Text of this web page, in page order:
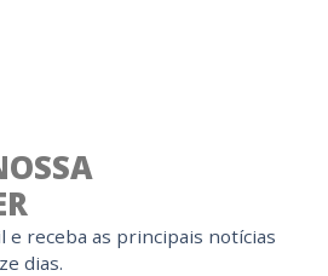
e receba as principais notícias
dias.